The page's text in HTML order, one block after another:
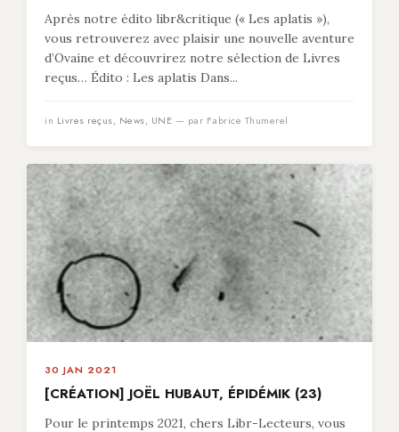
Après notre édito libr&critique (« Les aplatis »),
vous retrouverez avec plaisir une nouvelle aventure
d’Ovaine et découvrirez notre sélection de Livres
reçus… Édito : Les aplatis Dans...
in Livres reçus, News, UNE — par Fabrice Thumerel
30 JAN 2021
[CRÉATION] JOËL HUBAUT, ÉPIDÉMIK (23)
Pour le printemps 2021, chers Libr-Lecteurs, vous